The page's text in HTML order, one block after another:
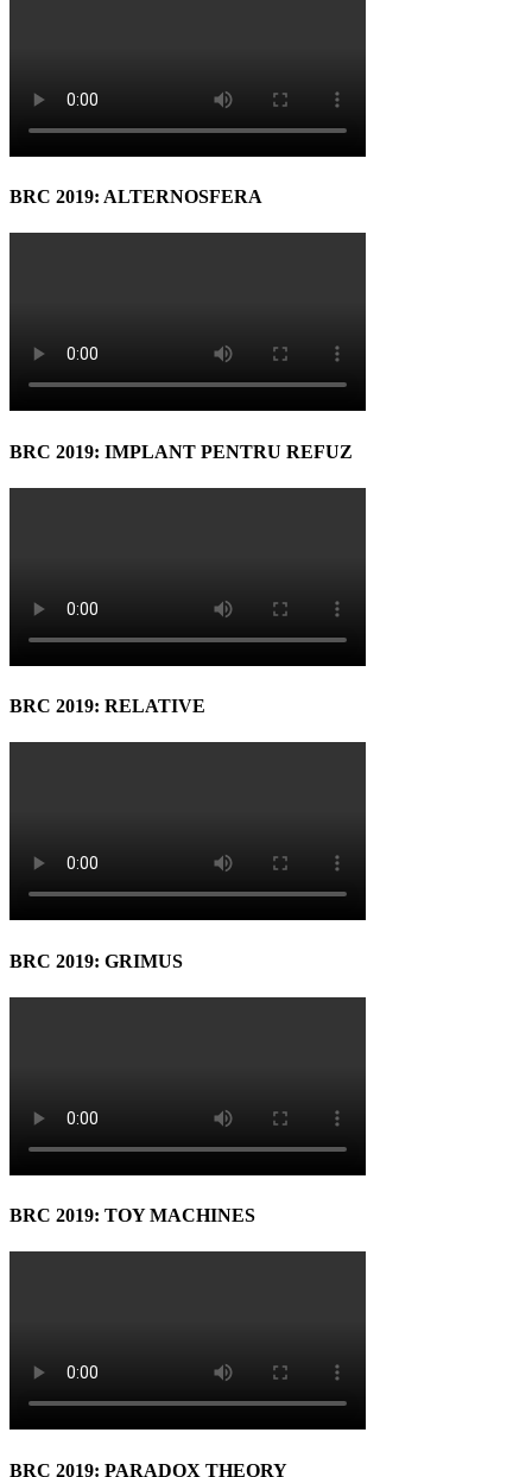
BRC 2019: ALTERNOSFERA
BRC 2019: IMPLANT PENTRU REFUZ
BRC 2019: RELATIVE
BRC 2019: GRIMUS
BRC 2019: TOY MACHINES
BRC 2019: PARADOX THEORY